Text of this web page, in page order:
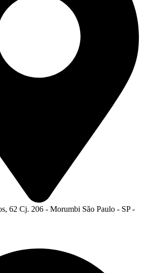
62 Cj. 206 - Morumbi São Paulo - SP -